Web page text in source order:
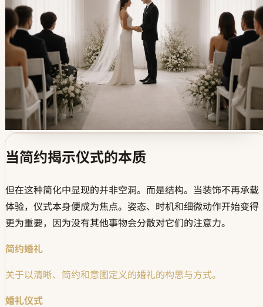
当简约揭示仪式的本质
但在这种简化中显现的并非空洞。而是结构。当装饰不再承载
体验，仪式本身便成为焦点。姿态、时机和细微动作开始变得
更为重要，因为没有其他事物会分散对它们的注意力。
简约婚礼
关于以清晰、简约和意图定义的婚礼的构思与方式。
婚礼仪式